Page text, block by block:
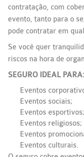
contratação, com
evento, tanto para o
pode contratar em
Se você quer
riscos na hora de
SEGURO IDEAL PARA:
Eventos
Eventos sociais;
Eventos esportivos;
Eventos religiosos;
Eventos
Eventos culturais.